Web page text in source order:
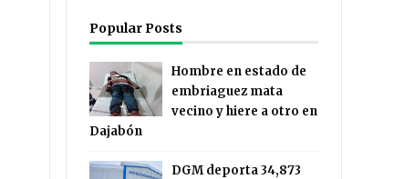
Popular Posts
Hombre en estado de
embriaguez mata
vecino y hiere a otro en
Dajabón
DGM deporta 34,873